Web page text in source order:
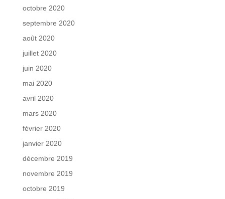
octobre 2020
septembre 2020
août 2020
juillet 2020
juin 2020
mai 2020
avril 2020
mars 2020
février 2020
janvier 2020
décembre 2019
novembre 2019
octobre 2019